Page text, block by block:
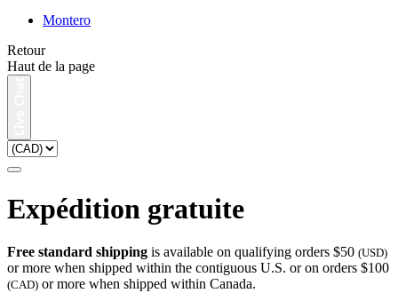
Montero
Retour
Haut de la page
Expédition gratuite
Free standard shipping is available on qualifying orders $50 (USD)
or more when shipped within the contiguous U.S. or on orders $100
(CAD) or more when shipped within Canada.